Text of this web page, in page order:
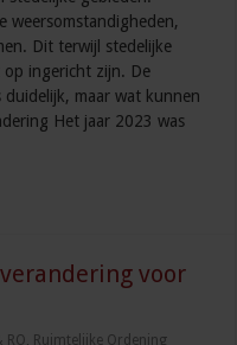
weersomstandigheden,
Dit terwijl stedelijke
op ingericht zijn. De
maar wat kunnen
Het jaar 2023 was
voor
RO, Ruimtelijke Ordening